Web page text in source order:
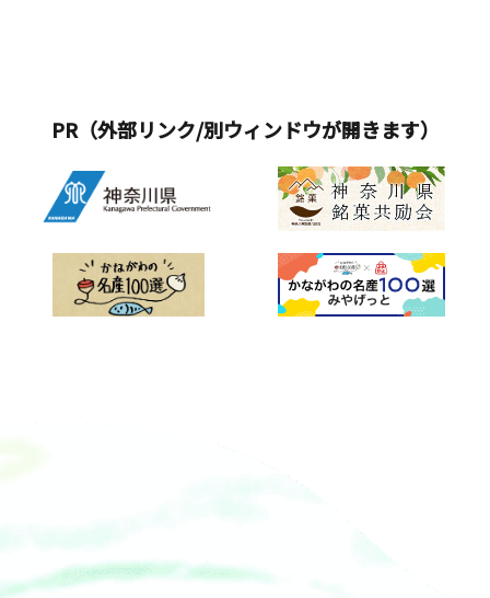
PR（外部リンク/別ウィンドウが開きます）